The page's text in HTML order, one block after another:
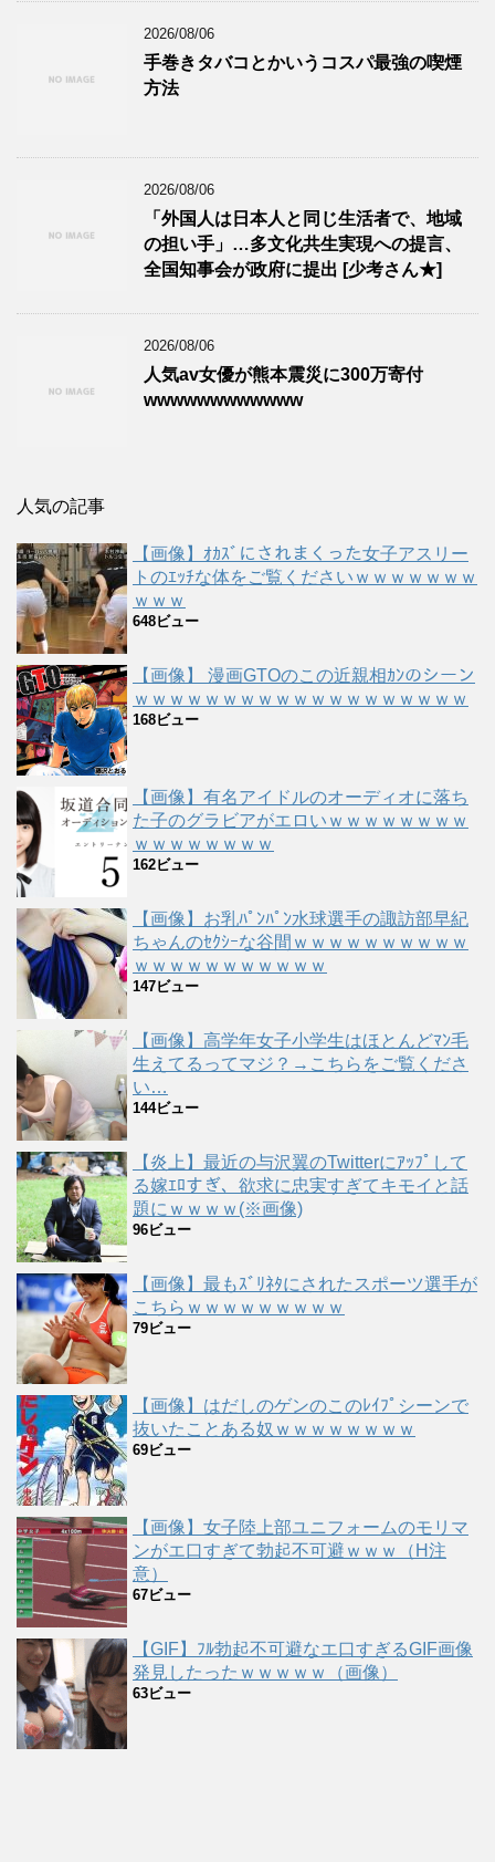
2026/08/06
手巻きタバコとかいうコスパ最強の喫煙
方法
2026/08/06
「外国人は日本人と同じ生活者で、地域
の担い手」…多文化共生実現への提言、
全国知事会が政府に提出 [少考さん★]
2026/08/06
人気av女優が熊本震災に300万寄付
wwwwwwwwwwww
人気の記事
【画像】ｵｶｽﾞにされまくった女子アスリー
トのｴｯﾁな体をご覧くださいｗｗｗｗｗｗｗ
ｗｗｗ
648ビュー
【画像】 漫画GTOのこの近親相ｶﾝのシーン
ｗｗｗｗｗｗｗｗｗｗｗｗｗｗｗｗｗｗｗ
168ビュー
【画像】有名アイドルのオーディオに落ち
た子のグラビアがエロいｗｗｗｗｗｗｗｗ
ｗｗｗｗｗｗｗｗ
162ビュー
【画像】お乳ﾊﾟﾝﾊﾟﾝ水球選手の諏訪部早紀
ちゃんのｾｸｼｰな谷間ｗｗｗｗｗｗｗｗｗｗ
ｗｗｗｗｗｗｗｗｗｗｗ
147ビュー
【画像】高学年女子小学生はほとんどﾏﾝ毛
生えてるってマジ？→こちらをご覧くださ
い…
144ビュー
【炎上】最近の与沢翼のTwitterにｱｯﾌﾟして
る嫁ｴﾛすぎ、欲求に忠実すぎてキモイと話
題にｗｗｗｗ(※画像)
96ビュー
【画像】最もｽﾞﾘﾈﾀにされたスポーツ選手が
こちらｗｗｗｗｗｗｗｗｗ
79ビュー
【画像】はだしのゲンのこのﾚｲﾌﾟシーンで
抜いたことある奴ｗｗｗｗｗｗｗｗ
69ビュー
【画像】女子陸上部ユニフォームのモリマ
ンがエ口すぎて勃起不可避ｗｗｗ（H注
意）
67ビュー
【GIF】ﾌﾙ勃起不可避なエ口すぎるGIF画像
発見したったｗｗｗｗｗ（画像）
63ビュー